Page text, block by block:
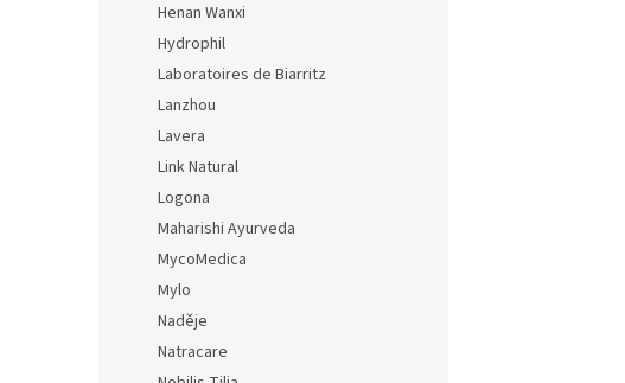
Henan Wanxi
Hydrophil
Laboratoires de Biarritz
Lanzhou
Lavera
Link Natural
Logona
Maharishi Ayurveda
MycoMedica
Mylo
Naděje
Natracare